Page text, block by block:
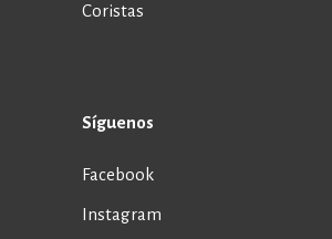
Coristas
Síguenos
Facebook
Instagram